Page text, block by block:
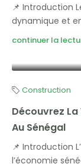
📌 Introduction
dynamique et
continuer la
Construction
Découvrez
Au Sénégal
📌 Introduction
l’économie